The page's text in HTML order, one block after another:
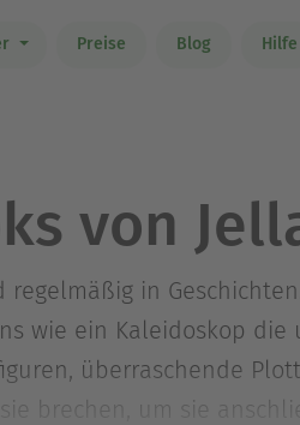
Preise Blog Hilfe
von
in
wie ein Kaleidoskop die
überraschende
brechen, um sie